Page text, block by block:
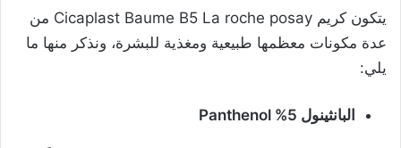
يتكون كريم Cicaplast Baume B5 La roche posay من
عدة مكونات معظمها طبيعية ومغذية للبشرة، ونذكر منها ما
يلي:
البانثينول 5% Panthenol